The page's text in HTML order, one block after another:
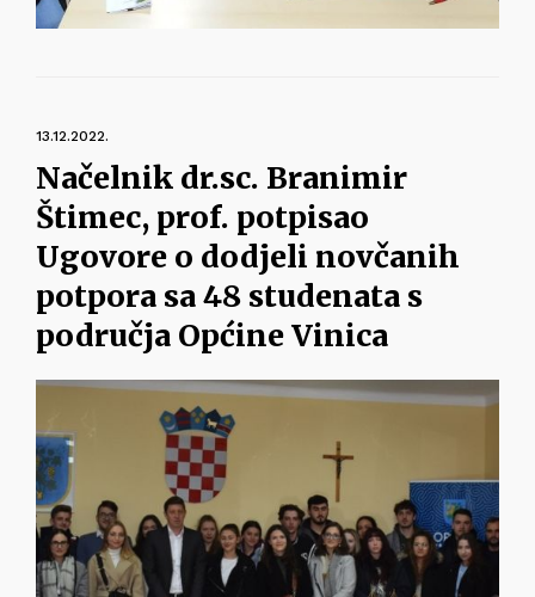
13.12.2022.
Načelnik dr.sc. Branimir
Štimec, prof. potpisao
Ugovore o dodjeli novčanih
potpora sa 48 studenata s
područja Općine Vinica